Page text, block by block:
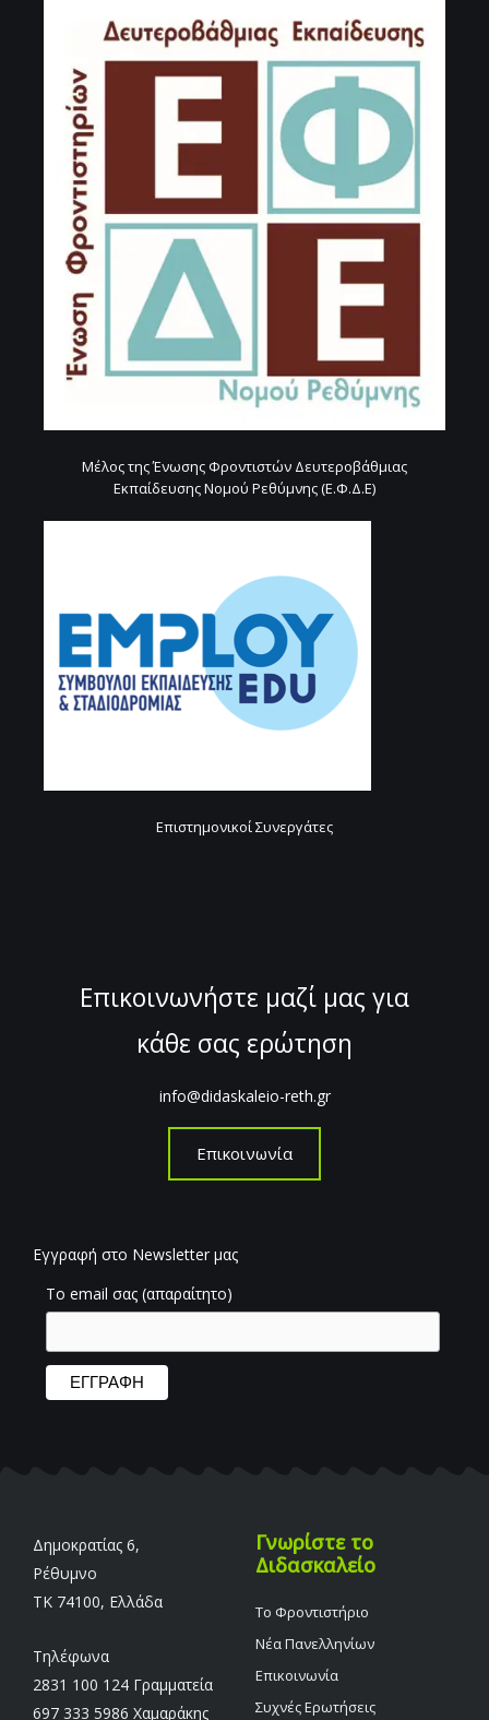
Μέλος της Ένωσης Φροντιστών Δευτεροβάθμιας
Εκπαίδευσης Νομού Ρεθύμνης (Ε.Φ.Δ.Ε)
Επιστημονικοί Συνεργάτες
Επικοινωνήστε μαζί μας για
κάθε σας ερώτηση
info@didaskaleio-reth.gr
Επικοινωνία
Εγγραφή στο Newsletter μας
Το email σας (απαραίτητο)
Δημοκρατίας 6,
Ρέθυμνο
TK 74100, Ελλάδα
Τηλέφωνα
2831 100 124 Γραμματεία
697 333 5986 Χαμαράκης
Γνωρίστε το
Διδασκαλείο
Το Φροντιστήριο
Νέα Πανελληνίων
Επικοινωνία
Συχνές Ερωτήσεις